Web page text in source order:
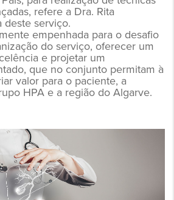
refere a Dra. Rita
deste serviço.
empenhada para o desafio
do serviço, oferecer um
e projetar um
que no conjunto permitam à
valor para o paciente, a
HPA e a região do Algarve.